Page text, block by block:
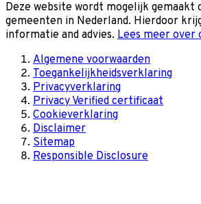
Deze website wordt mogelijk gemaakt
gemeenten in Nederland. Hierdoor
informatie and advies. Lees meer over
Algemene voorwaarden
Toegankelijkheidsverklaring
Privacyverklaring
Privacy Verified certificaat
Cookieverklaring
Disclaimer
Sitemap
Responsible Disclosure